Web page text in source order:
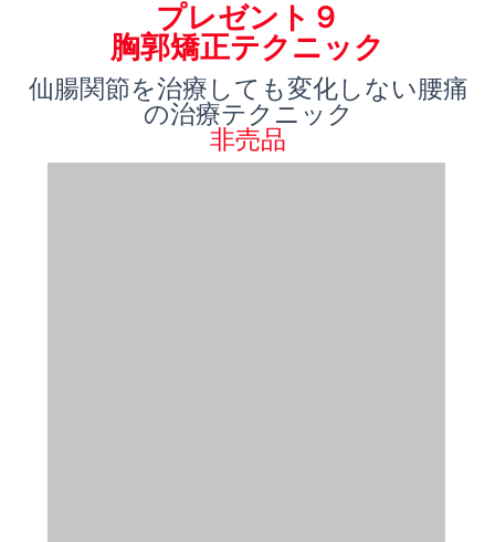
プレゼント９
胸郭矯正テクニック
仙腸関節を治療しても変化しない腰痛
の治療テクニック
非売品